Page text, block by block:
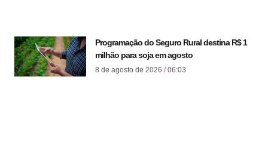
Programação do Seguro Rural destina R$ 1
milhão para soja em agosto
8 de agosto de 2026 06:03